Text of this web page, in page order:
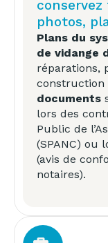
photos,
Plans du
de vidange
réparations,
construction
documents
lors des
Public de
(SPANC) ou
(avis de
notaires).